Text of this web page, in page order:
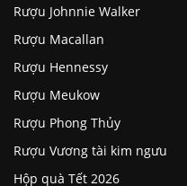
Rượu Johnnie Walker
Rượu Macallan
Rượu Hennessy
Rượu Meukow
Rượu Phong Thủy
Rượu Vương tài kim ngưu
Hộp quà Tết 2026